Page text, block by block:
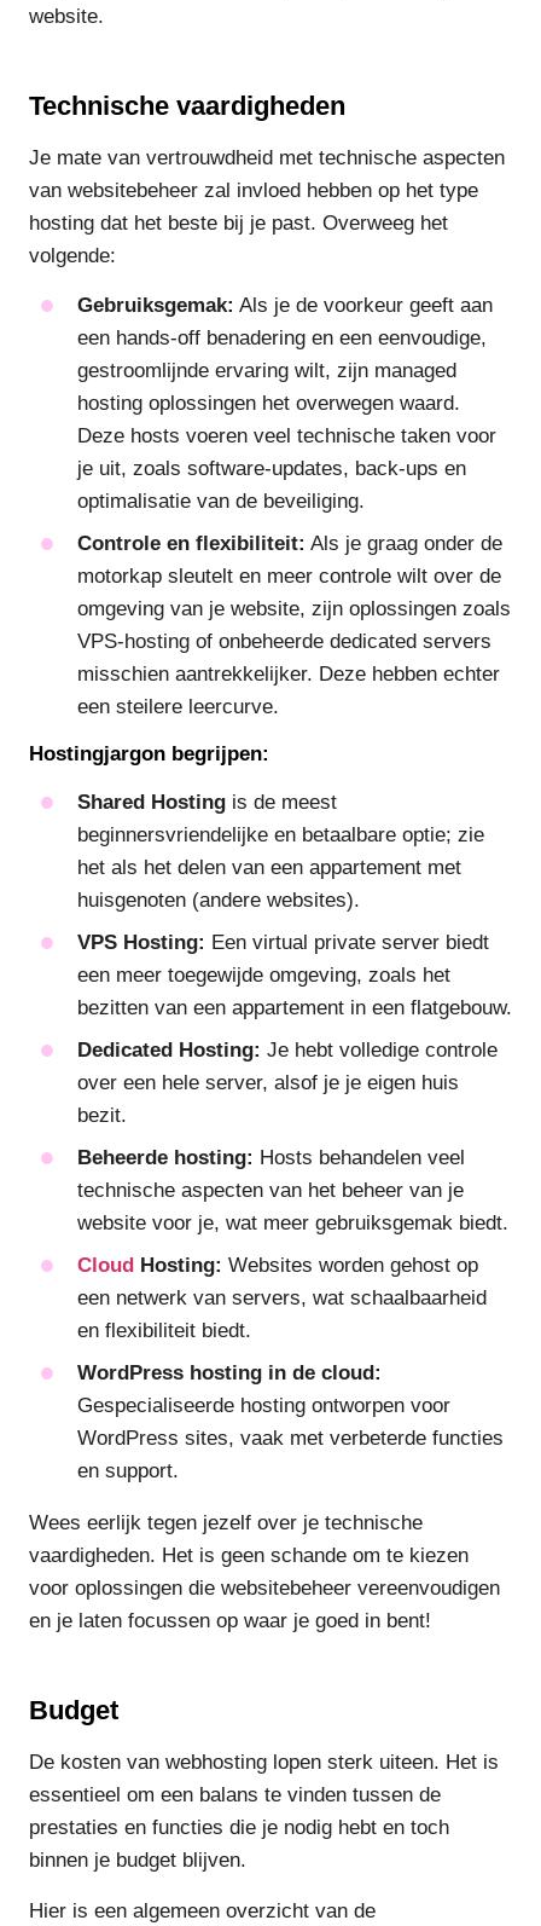
website.
Technische vaardigheden
Je mate van vertrouwdheid met technische aspecten
van websitebeheer zal invloed hebben op het type
hosting dat het beste bij je past. Overweeg het
volgende:
Gebruiksgemak: Als je de voorkeur geeft aan
een hands-off benadering en een eenvoudige,
gestroomlijnde ervaring wilt, zijn managed
hosting oplossingen het overwegen waard.
Deze hosts voeren veel technische taken voor
je uit, zoals software-updates, back-ups en
optimalisatie van de beveiliging.
Controle en flexibiliteit: Als je graag onder de
motorkap sleutelt en meer controle wilt over de
omgeving van je website, zijn oplossingen zoals
VPS-hosting of onbeheerde dedicated servers
misschien aantrekkelijker. Deze hebben echter
een steilere leercurve.
Hostingjargon begrijpen:
Shared Hosting is de meest
beginnersvriendelijke en betaalbare optie; zie
het als het delen van een appartement met
huisgenoten (andere websites).
VPS Hosting: Een virtual private server biedt
een meer toegewijde omgeving, zoals het
bezitten van een appartement in een flatgebouw.
Dedicated Hosting: Je hebt volledige controle
over een hele server, alsof je je eigen huis
bezit.
Beheerde hosting: Hosts behandelen veel
technische aspecten van het beheer van je
website voor je, wat meer gebruiksgemak biedt.
Cloud Hosting: Websites worden gehost op
een netwerk van servers, wat schaalbaarheid
en flexibiliteit biedt.
WordPress hosting in de cloud:
Gespecialiseerde hosting ontworpen voor
WordPress sites, vaak met verbeterde functies
en support.
Wees eerlijk tegen jezelf over je technische
vaardigheden. Het is geen schande om te kiezen
voor oplossingen die websitebeheer vereenvoudigen
en je laten focussen op waar je goed in bent!
Budget
De kosten van webhosting lopen sterk uiteen. Het is
essentieel om een balans te vinden tussen de
prestaties en functies die je nodig hebt en toch
binnen je budget blijven.
Hier is een algemeen overzicht van de